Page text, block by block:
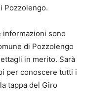
Pozzolengo.
informazioni sono
di Pozzolengo
in merito. Sarà
per conoscere tutti i
tappa del Giro